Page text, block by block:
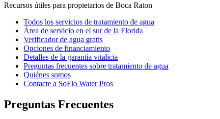
Recursos útiles para propietarios de Boca Raton
Todos los servicios de tratamiento de agua
Área de servicio en el sur de la Florida
Verificador de agua gratis
Opciones de financiamiento
Detalles de la garantía vitalicia
Preguntas frecuentes sobre tratamiento de agua
Quiénes somos
Contacte a SoFlo Water Pros
Preguntas Frecuentes